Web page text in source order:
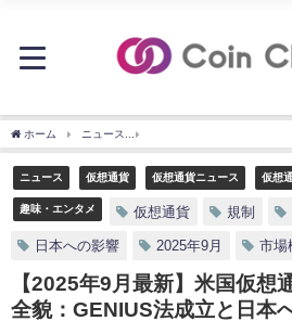
ホーム ニュース
ニュース 仮想通貨 仮想通貨ニュース 仮想
趣味・エンタメ 仮想通貨 規制
日本への影響 2025年9月 市場
【2025年9月最新】米国仮想
全貌：GENIUS法成立と日本